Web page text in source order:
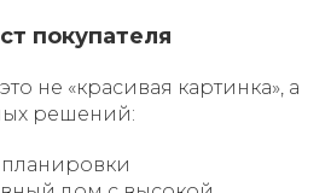
покупателя
не «красивая картинка», а
решений: